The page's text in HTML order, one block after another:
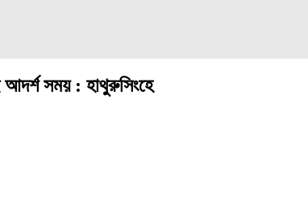
আদর্শ সময় : হাথুরুসিংহে